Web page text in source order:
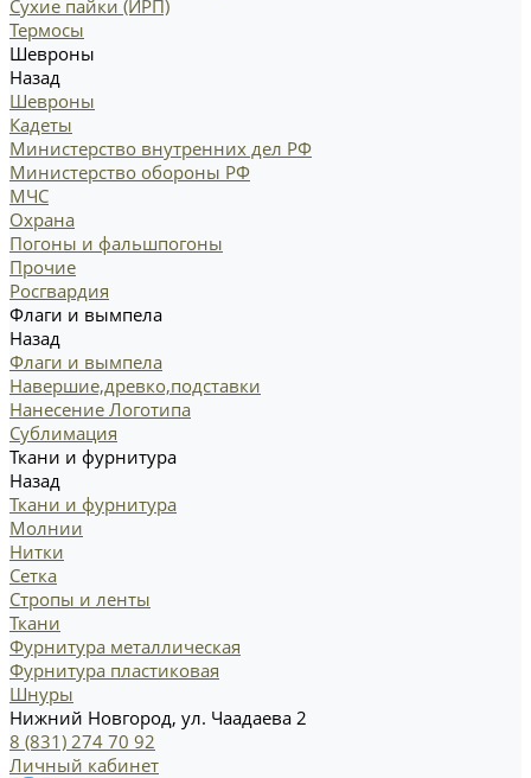
Сухие пайки (ИРП)
Термосы
Шевроны
Назад
Шевроны
Кадеты
Министерство внутренних дел РФ
Министерство обороны РФ
МЧС
Охрана
Погоны и фальшпогоны
Прочие
Росгвардия
Флаги и вымпела
Назад
Флаги и вымпела
Навершие,древко,подставки
Нанесение Логотипа
Сублимация
Ткани и фурнитура
Назад
Ткани и фурнитура
Молнии
Нитки
Сетка
Стропы и ленты
Ткани
Фурнитура металлическая
Фурнитура пластиковая
Шнуры
Нижний Новгород, ул. Чаадаева 2
8 (831) 274 70 92
Личный кабинет